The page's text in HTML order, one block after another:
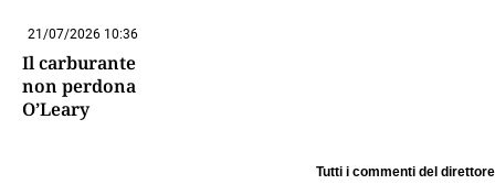
21/07/2026 10:36
Il carburante
non perdona
O’Leary
Tutti i commenti del direttore